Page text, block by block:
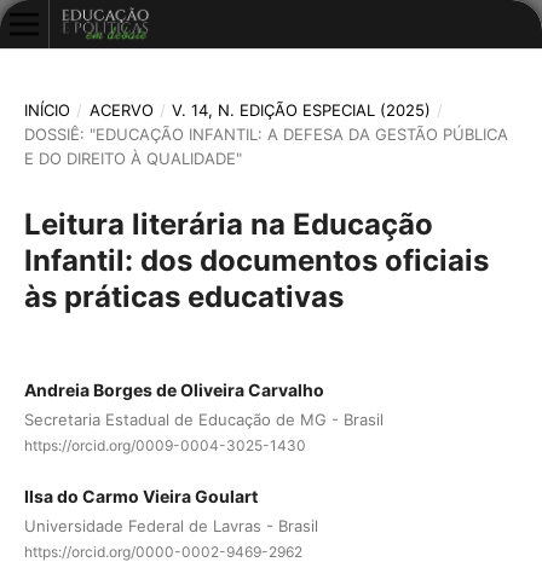
INÍCIO / ACERVO / V. 14, N. EDIÇÃO ESPECIAL (2025) /
DOSSIÊ: "EDUCAÇÃO INFANTIL: A DEFESA DA GESTÃO PÚBLICA
E DO DIREITO À QUALIDADE"
Leitura literária na Educação
Infantil: dos documentos oficiais
às práticas educativas
Andreia Borges de Oliveira Carvalho
Secretaria Estadual de Educação de MG - Brasil
https://orcid.org/0009-0004-3025-1430
Ilsa do Carmo Vieira Goulart
Universidade Federal de Lavras - Brasil
https://orcid.org/0000-0002-9469-2962